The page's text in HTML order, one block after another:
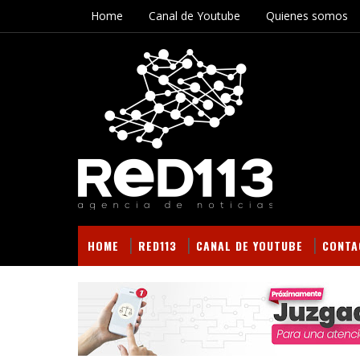
Home Canal de Youtube Quienes somos
HOME RED113 CANAL DE YOUTUBE